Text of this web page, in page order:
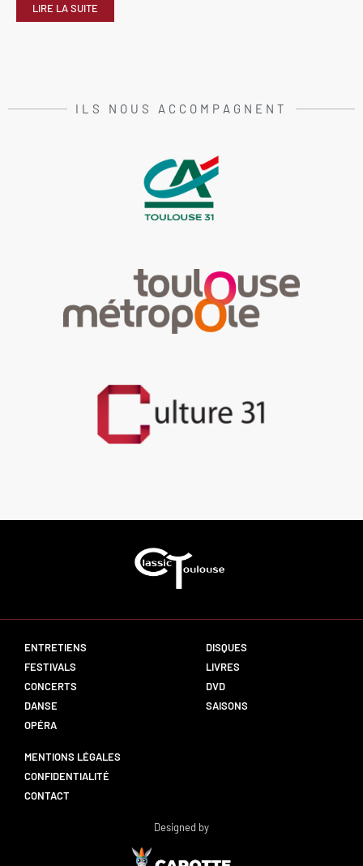
LIRE LA SUITE
ILS NOUS ACCOMPAGNENT
ENTRETIENS
FESTIVALS
CONCERTS
DANSE
OPÉRA
DISQUES
LIVRES
DVD
SAISONS
MENTIONS LÉGALES
CONFIDENTIALITÉ
CONTACT
Designed by